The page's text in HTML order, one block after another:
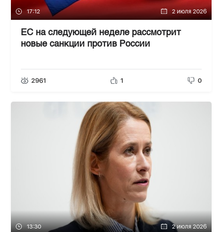
17:12 2 июля 2026
ЕС на следующей неделе рассмотрит
новые санкции против России
2961 1 0
13:30 2 июля 2026